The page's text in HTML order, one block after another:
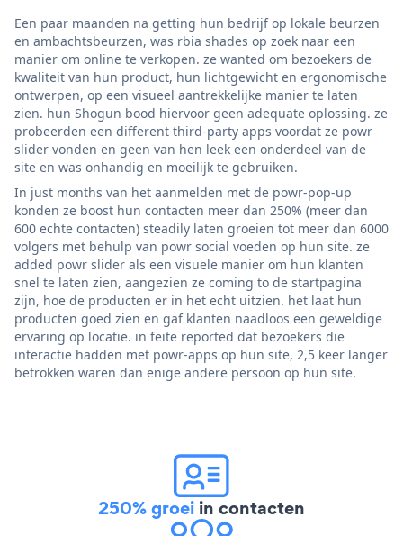
Een paar maanden na getting hun bedrijf op lokale beurzen
en ambachtsbeurzen, was rbia shades op zoek naar een
manier om online te verkopen. ze wanted om bezoekers de
kwaliteit van hun product, hun lichtgewicht en ergonomische
ontwerpen, op een visueel aantrekkelijke manier te laten
zien. hun Shogun bood hiervoor geen adequate oplossing. ze
probeerden een different third-party apps voordat ze powr
slider vonden en geen van hen leek een onderdeel van de
site en was onhandig en moeilijk te gebruiken.
In just months van het aanmelden met de powr-pop-up
konden ze boost hun contacten meer dan 250% (meer dan
600 echte contacten) steadily laten groeien tot meer dan 6000
volgers met behulp van powr social voeden op hun site. ze
added powr slider als een visuele manier om hun klanten
snel te laten zien, aangezien ze coming to de startpagina
zijn, hoe de producten er in het echt uitzien. het laat hun
producten goed zien en gaf klanten naadloos een geweldige
ervaring op locatie. in feite reported dat bezoekers die
interactie hadden met powr-apps op hun site, 2,5 keer langer
betrokken waren dan enige andere persoon op hun site.
250% groei in contacten